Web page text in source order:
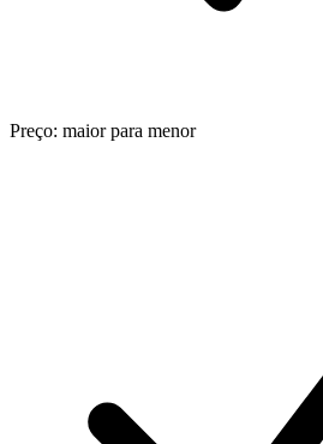
Preço: maior para menor